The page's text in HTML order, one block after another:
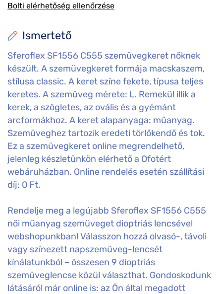
Ismertető
Sferoflex SF1556 C555 szemüvegkeret nőknek
készült. A szemüvegkeret formája macskaszem,
stílusa classic. A keret színe fekete, típusa teljes
keretes. A szemüveg mérete: L. Remekül illik a
kerek, a szögletes, az ovális és a gyémánt
arcformákhoz. A keret alapanyaga: műanyag.
Szemüveghez tartozik eredeti törlőkendő és tok.
Ez a szemüvegkeret online megrendelhető,
jelenleg készletünkön elérhető a Ofotért
webáruházban. Online rendelés esetén szállítási
díj: 0 Ft.
Rendelje meg a legújabb Sferoflex SF1556 C555
női műanyag szemüveget dioptriás lencsével
webshopunkban! Válasszon hozzá olvasó-, távoli
vagy színezett napszemüveg-lencsét
kínálatunkból – összesen 9 dioptriás
szemüveglencse közül választhat. Gondoskodunk
látásáról már online is: az Ön által megadott
Bolti elérhetőség ellenőrzése